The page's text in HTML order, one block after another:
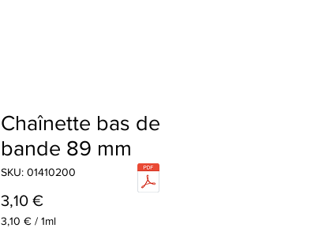
Chaînette bas de
bande 89 mm
SKU: 01410200
3,10 €Precio
3,10 € / 1ml